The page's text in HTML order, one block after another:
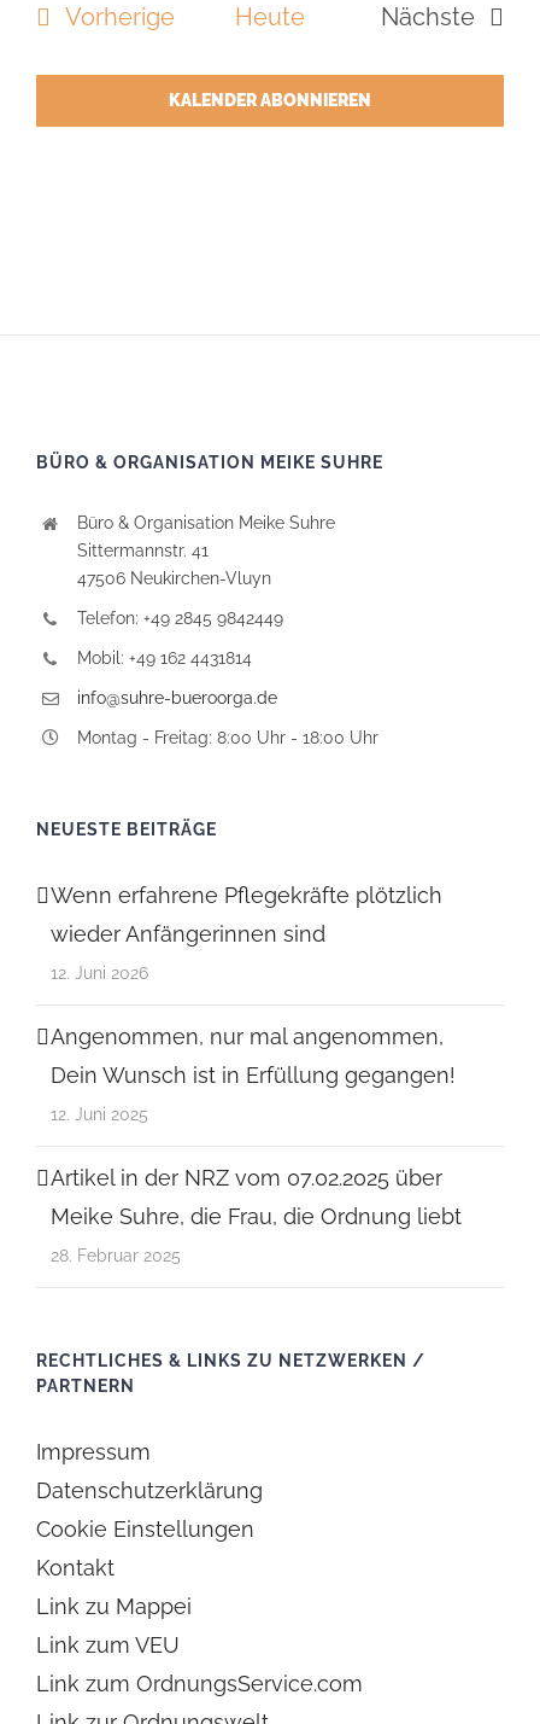
VorherigeVeranstaltungen
Heute
Nächste
KALENDER ABONNIEREN
BÜRO & ORGANISATION MEIKE SUHRE
Büro & Organisation Meike Suhre
Sittermannstr. 41
47506 Neukirchen-Vluyn
Telefon: +49 2845 9842449
Mobil: +49 162 4431814
info@suhre-bueroorga.de
Montag - Freitag: 8:00 Uhr - 18:00 Uhr
NEUESTE BEITRÄGE
Wenn erfahrene Pflegekräfte plötzlich
wieder Anfängerinnen sind
12. Juni 2026
Angenommen, nur mal angenommen,
Dein Wunsch ist in Erfüllung gegangen!
12. Juni 2025
Artikel in der NRZ vom 07.02.2025 über
Meike Suhre, die Frau, die Ordnung liebt
28. Februar 2025
RECHTLICHES & LINKS ZU NETZWERKEN /
PARTNERN
Impressum
Datenschutzerklärung
Cookie Einstellungen
Kontakt
Link zu Mappei
Link zum VEU
Link zum OrdnungsService.com